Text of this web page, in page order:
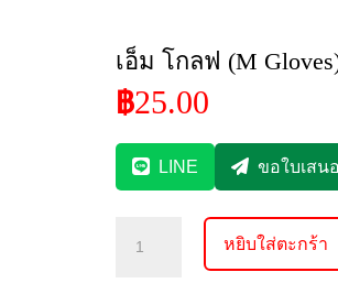
เอ็ม โกลฟ (M
฿25.00
LINE ขอใบเสน
เอ็ม
หยิบใส่ตะกร้า